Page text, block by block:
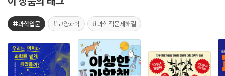
#과학입문 #교양과학 #과학적문제해결